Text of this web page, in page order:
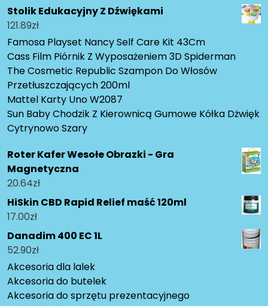
Stolik Edukacyjny Z Dźwiękami
121.89zł
Famosa Playset Nancy Self Care Kit 43Cm
Cass Film Piórnik Z Wyposażeniem 3D Spiderman
The Cosmetic Republic Szampon Do Włosów
Przetłuszczających 200ml
Mattel Karty Uno W2087
Sun Baby Chodzik Z Kierownicą Gumowe Kółka Dżwięk
Cytrynowo Szary
Roter Kafer Wesołe Obrazki - Gra
Magnetyczna
20.64zł
HiSkin CBD Rapid Relief maść 120ml
17.00zł
Danadim 400 EC 1L
52.90zł
Akcesoria dla lalek
Akcesoria do butelek
Akcesoria do sprzętu prezentacyjnego